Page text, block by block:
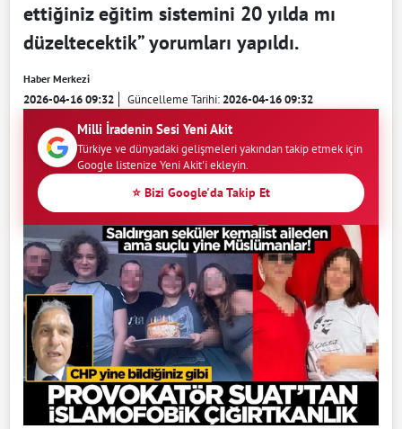
ettiğiniz eğitim sistemini 20 yılda mı
düzeltecektik” yorumları yapıldı.
Haber Merkezi
2026-04-16 09:32 Güncelleme Tarihi:2026-04-16 09:32
Milli İradenin Sesi Yeni Akit
Türkiye ve dünyadaki gelişmeleri yakından takip etmek için
Google listenize Yeni Akit'i ekleyin.
⭐ Bizi Google'da Takip Et